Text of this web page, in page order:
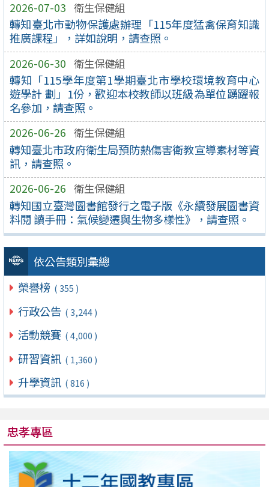
2026-07-03 衛生保健組
轉知臺北市動物保護處辦理「115年度猛禽保育知識
推廣課程」，詳如說明，請查照。
2026-06-30 衛生保健組
轉知「115學年度第1學期臺北市學校環境教育中心
遊學計 劃」1份，歡迎本校教師以班級為單位踴躍報
名參加，請查照。
2026-06-26 衛生保健組
轉知臺北市政府衛生局預防熱傷害衛教宣導素材等資
訊，請查照。
2026-06-26 衛生保健組
轉知國立臺灣圖書館發行之電子版《永續發展圖書資
料閱 讀手冊：氣候變遷與生物多樣性》，請查照。
依公告類別彙總
榮譽榜 ( 355 )
行政公告 ( 3,244 )
活動競賽 ( 4,000 )
研習資訊 ( 1,360 )
升學資訊 ( 816 )
忠孝專區